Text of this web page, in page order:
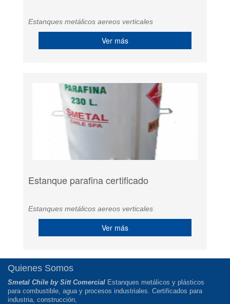
Estanques metálicos aereos verticales
Ver más
Estanque parafina certificado
Estanques metálicos aereos verticales
Ver más
Quienes Somos
Smetal Chile by Sitt Comercial Estanques metálicos y plásticos
para combustible, agua y procesos industriales. Certificados para
industria, construcción,